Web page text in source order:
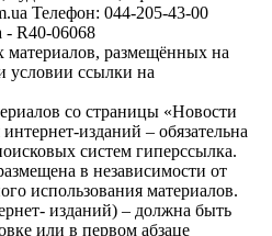
Телефон: 044-205-43-00
- R40-06068
размещённых на
условии ссылки на
со страницы «Новости
изданий – обязательна
систем гиперссылка.
в независимости от
использования материалов.
изданий) – должна быть
или в первом абзаце